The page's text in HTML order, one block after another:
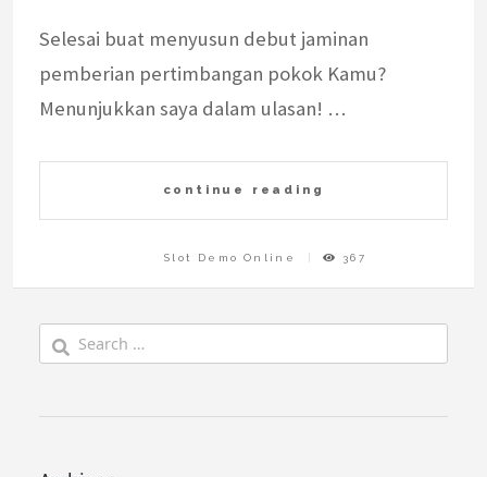
Selesai buat menyusun debut jaminan
pemberian pertimbangan pokok Kamu?
Menunjukkan saya dalam ulasan! …
continue reading
Slot Demo Online 367
for: